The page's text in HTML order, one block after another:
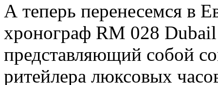
А теперь перенесемся в
хронограф RM 028
представляющий собой
ритейлера люксовых